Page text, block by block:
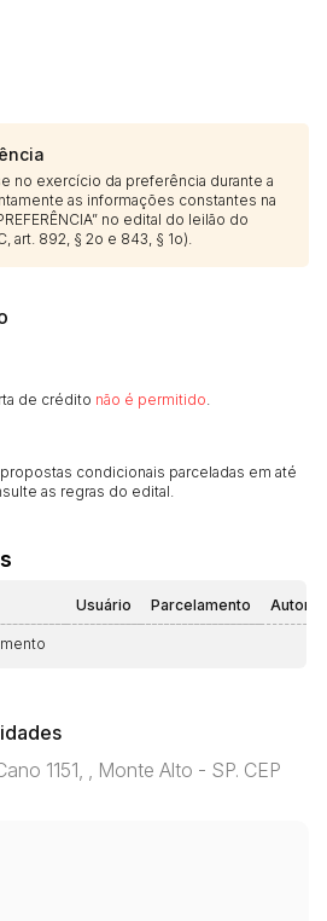
no exercício da preferência durante a
as informações constantes na
no edital do leilão do
art. 892, § 2o e 843, § 1o).
de crédito não é permitido
condicionais parceladas em até
as regras do edital.
Usuário Parcelamento
1151, , Monte Alto - SP. CEP